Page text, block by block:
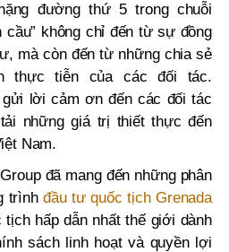
đường thứ 5 trong chuỗi
cầu” không chỉ đến từ sự đồng
mà còn đến từ những chia sẻ
thực tiễn của các đối tác.
lời cảm ơn đến các đối tác
những giá trị thiết thực đến
Nam.
đã mang đến những phân
trìnhđầu tư quốc tịch Grenada
hấp dẫn nhất thế giới dành
sách linh hoạt và quyền lợi